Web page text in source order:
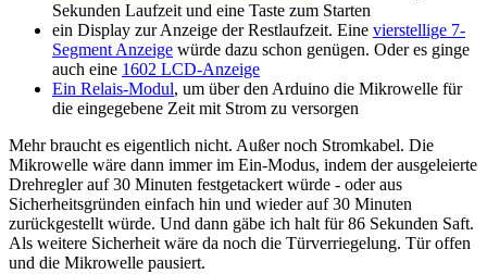
Sekunden Laufzeit und eine Taste zum Starten
ein Display zur Anzeige der Restlaufzeit. Eine vierstellige 7-
Segment Anzeige würde dazu schon genügen. Oder es ginge
auch eine 1602 LCD-Anzeige
Ein Relais-Modul, um über den Arduino die Mikrowelle für
die eingegebene Zeit mit Strom zu versorgen
Mehr braucht es eigentlich nicht. Außer noch Stromkabel. Die
Mikrowelle wäre dann immer im Ein-Modus, indem der ausgeleierte
Drehregler auf 30 Minuten festgetackert würde - oder aus
Sicherheitsgründen einfach hin und wieder auf 30 Minuten
zurückgestellt würde. Und dann gäbe ich halt für 86 Sekunden Saft.
Als weitere Sicherheit wäre da noch die Türverriegelung. Tür offen
und die Mikrowelle pausiert.